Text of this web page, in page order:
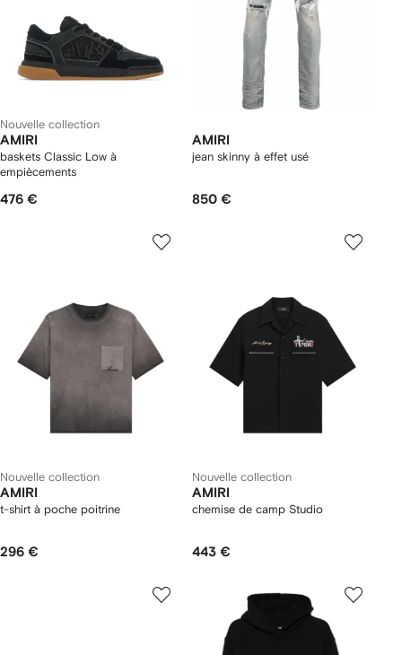
Nouvelle collection
AMIRI
baskets Classic Low à
empiècements
476 €
AMIRI
jean skinny à effet usé
850 €
Nouvelle collection
AMIRI
t-shirt à poche poitrine
296 €
Nouvelle collection
AMIRI
chemise de camp Studio
443 €